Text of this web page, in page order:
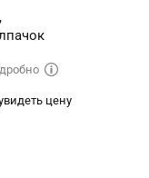
цену